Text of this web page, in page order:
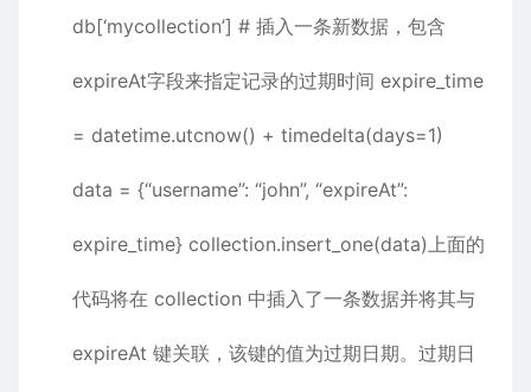
db[‘mycollection’] # 插入一条新数据，包含
expireAt字段来指定记录的过期时间 expire_time
= datetime.utcnow() + timedelta(days=1)
data = {“username”: “john”, “expireAt”:
expire_time} collection.insert_one(data)上面的
代码将在 collection 中插入了一条数据并将其与
expireAt 键关联，该键的值为过期日期。过期日